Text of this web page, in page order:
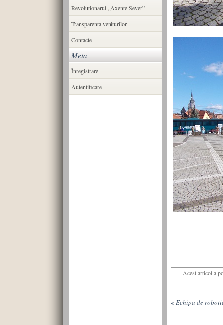
Acest articol a
« Echipa de
Revolutionarul ,,Axente Sever”
Transparenta veniturilor
Contacte
Meta
Înregistrare
Autentificare